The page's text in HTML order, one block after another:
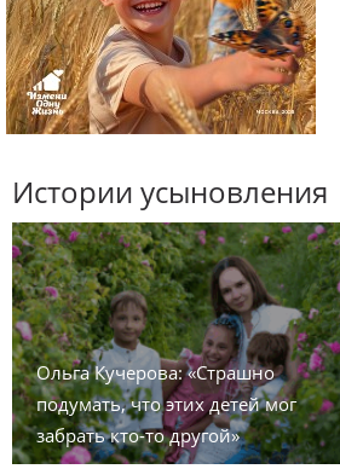
Истории усыновления
Ольга Кучерова: «Страшно
подумать, что этих детей мог
забрать кто-то другой»